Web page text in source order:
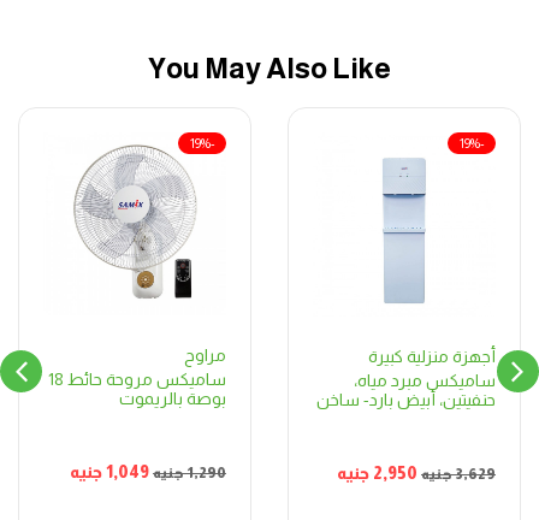
You May Also Like
أجهزة منزلية كبيرة
ساميكس مبرد مياه،
حنفيتين، أبيض بارد- ساخن
3,629جنيه 2,950 جنيه
-19%
مراوح
ساميكس مروحة حائط 18
بوصة بالريموت
1,290جنيه 1,049جنيه
-19%